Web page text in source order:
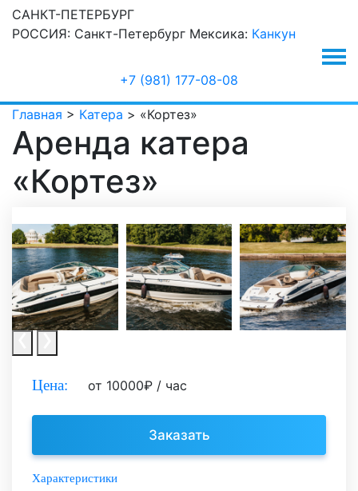
САНКТ-ПЕТЕРБУРГ
РОССИЯ: Санкт-Петербург Мексика: Канкун
+7 (981) 177-08-08
Главная > Катера > «Кортез»
Аренда катера
«Кортез»
Цена: от 10000₽ / час
Заказать
Характеристики